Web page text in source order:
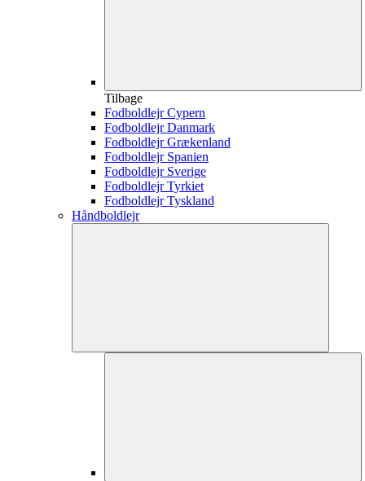
Tilbage
Fodboldlejr Cypern
Fodboldlejr Danmark
Fodboldlejr Grækenland
Fodboldlejr Spanien
Fodboldlejr Sverige
Fodboldlejr Tyrkiet
Fodboldlejr Tyskland
Håndboldlejr